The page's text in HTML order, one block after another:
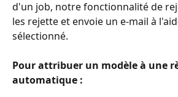
d'un job, notre fonctionnalité de
les rejette et envoie un e-mail à
sélectionné.
Pour attribuer un modèle à une
automatique :